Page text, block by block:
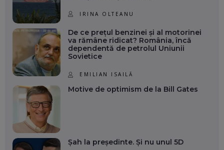
IRINA OLTEANU
De ce prețul benzinei și al motorinei
va rămâne ridicat? România, încă
dependentă de petrolul Uniunii
Sovietice
EMILIAN ISAILĂ
Motive de optimism de la Bill Gates
Șah la președinte. Și nu unul 5D